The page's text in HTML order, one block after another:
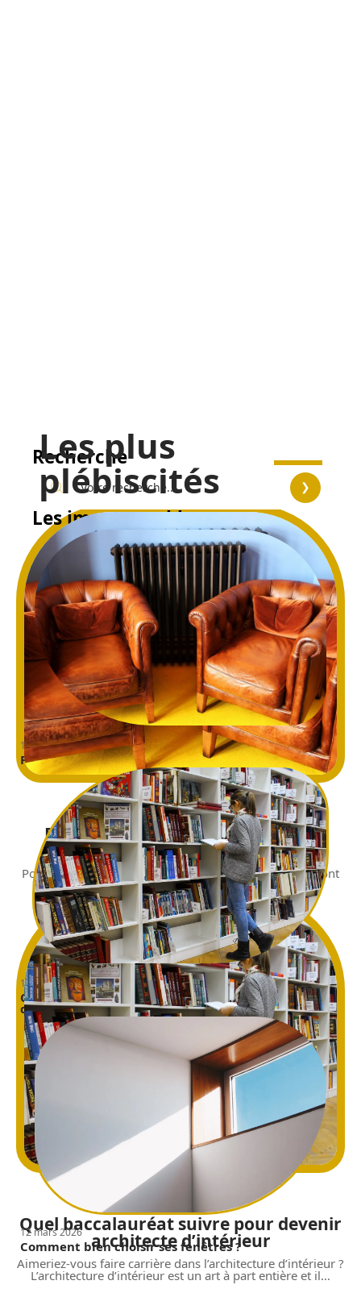
Les plus
plébiscités
2 min read Décoration
Pourquoi opter pour un mobilier
industriel ?
Pour leurs aspects vintages, les mobiliers industriels sont
appréciés par les personnes qui ne désirent pas…
4 min read
Quel baccalauréat suivre pour devenir
architecte d’intérieur
Aimeriez-vous faire carrière dans l’architecture d’intérieur ?
L’architecture d’intérieur est un art à part entière et il…
Recherche
Les immanquables
12 mars 2026
Pourquoi opter pour un mobilier industriel ?
12 mars 2026
Quel baccalauréat suivre pour devenir architecte
d’intérieur
12 mars 2026
Comment bien choisir ses fenêtres ?